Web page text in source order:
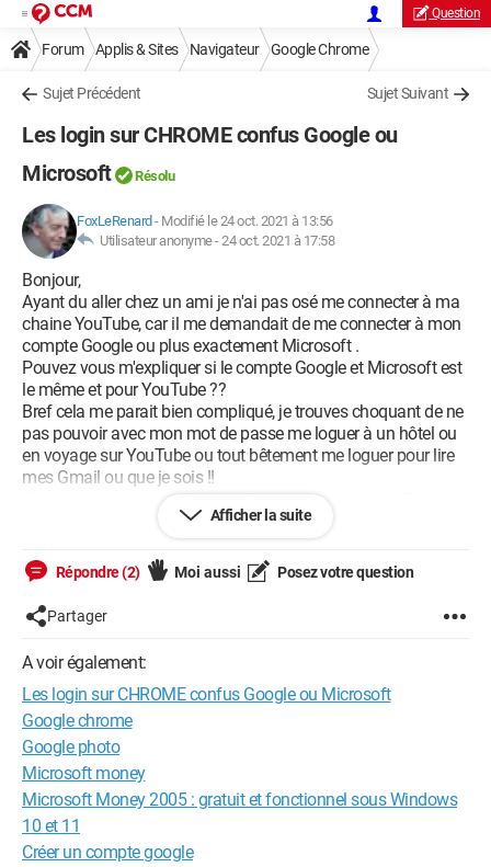
Question
Forum Applis & Sites Navigateur Google Chrome
Sujet Précédent Sujet Suivant
Les login sur CHROME confus Google ou
Microsoft
Résolu
FoxLeRenard - Modifié le 24 oct. 2021 à 13:56
Utilisateur anonyme -24 oct. 2021 à 17:58
Bonjour,
Ayant du aller chez un ami je n'ai pas osé me connecter à ma
chaine YouTube, car il me demandait de me connecter à mon
compte Google ou plus exactement Microsoft .
Pouvez vous m'expliquer si le compte Google et Microsoft est
le même et pour YouTube ??
Bref cela me parait bien compliqué, je trouves choquant de ne
pas pouvoir avec mon mot de passe me loguer à un hôtel ou
en voyage sur YouTube ou tout bêtement me loguer pour lire
mes Gmail ou que je sois !!
J'aimerait connaitre votre avis et comment me conseillez vous
de gérer cela simplement !
--
A+FoxLeRenard
Afficher la suite
Répondre (2) Moi aussi Posez votre question
Partager
A voir également:
Les login sur CHROME confus Google ou Microsoft
Google chrome
Google photo
Microsoft money
Microsoft Money 2005 : gratuit et fonctionnel sous Windows
10 et 11
Créer un compte google